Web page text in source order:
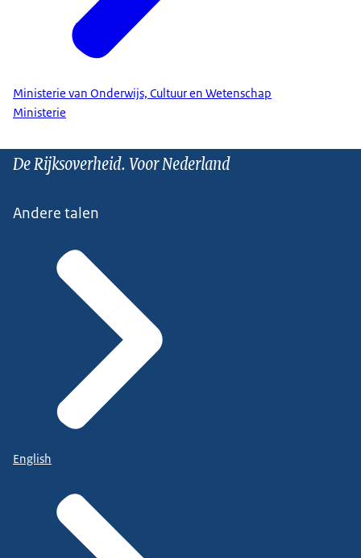
Ministerie van Onderwijs, Cultuur en Wetenschap
Ministerie
De Rijksoverheid. Voor Nederland
Andere talen
English